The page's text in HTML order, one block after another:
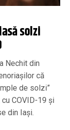
solzi
Nechit din
că
de solzi”
COVID-19 și
din Iaşi.